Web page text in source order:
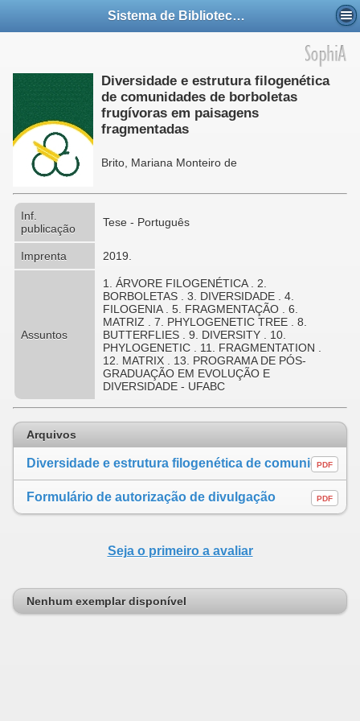
Sistema de Bibliotecas da UFABC
Diversidade e estrutura filogenética
de comunidades de borboletas
frugívoras em paisagens
fragmentadas
Brito, Mariana Monteiro de
Inf.
publicação
Tese - Português
Imprenta 2019.
Assuntos
1. ÁRVORE FILOGENÉTICA . 2.
BORBOLETAS . 3. DIVERSIDADE . 4.
FILOGENIA . 5. FRAGMENTAÇÃO . 6.
MATRIZ . 7. PHYLOGENETIC TREE . 8.
BUTTERFLIES . 9. DIVERSITY . 10.
PHYLOGENETIC . 11. FRAGMENTATION .
12. MATRIX . 13. PROGRAMA DE PÓS-
GRADUAÇÃO EM EVOLUÇÃO E
DIVERSIDADE - UFABC
Arquivos
Diversidade e estrutura filogenética de comunidades de borboletas frugívoras em paisagens fragmentadas
PDF
Formulário de autorização de divulgação PDF
Seja o primeiro a avaliar
Nenhum exemplar disponível